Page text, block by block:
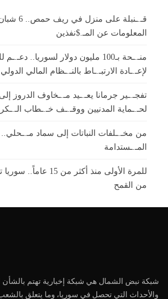
المعلومات عن المـ.$نفذين
منـ.ـحة بـ100 مليون دولار لسوريا..
لإعـ.ـادة الارتبـ.ـاط بالنـ.ـظام المالي الدولي
تفجـ.ـير جرمانا يعـ.ـيد مـ.ـخاوف الدروز
لحـ.ـماية المدنيين ووقـ.ـف خـ.ـطاب
من مخـ.ـلفات النباتات إلى سماد مـ.ـحلي..
المـ.ـستدامة
للمرة الأولى منذ أكثر
من القمح
شبكة نبض الشمال هي شبكة إخبارية تهتم بالشأن
والأحداث التي تحصل في سوريا، وما يتعلق